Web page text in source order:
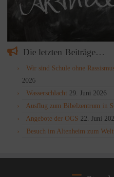
Die letzten Beiträge…
Wir sind Schule ohne
2026
Wasserschlacht 29. Juni 2026
Ausflug zum Bibelzentrum in
Angebote der OGS 22. Juni
Besuch im Altenheim zum